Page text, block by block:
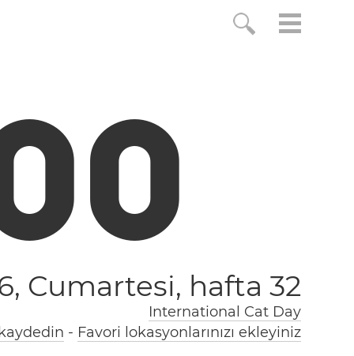
1
Cumartesi, hafta 32
International Cat Day
- Favori lokasyonlarınızı ekleyiniz